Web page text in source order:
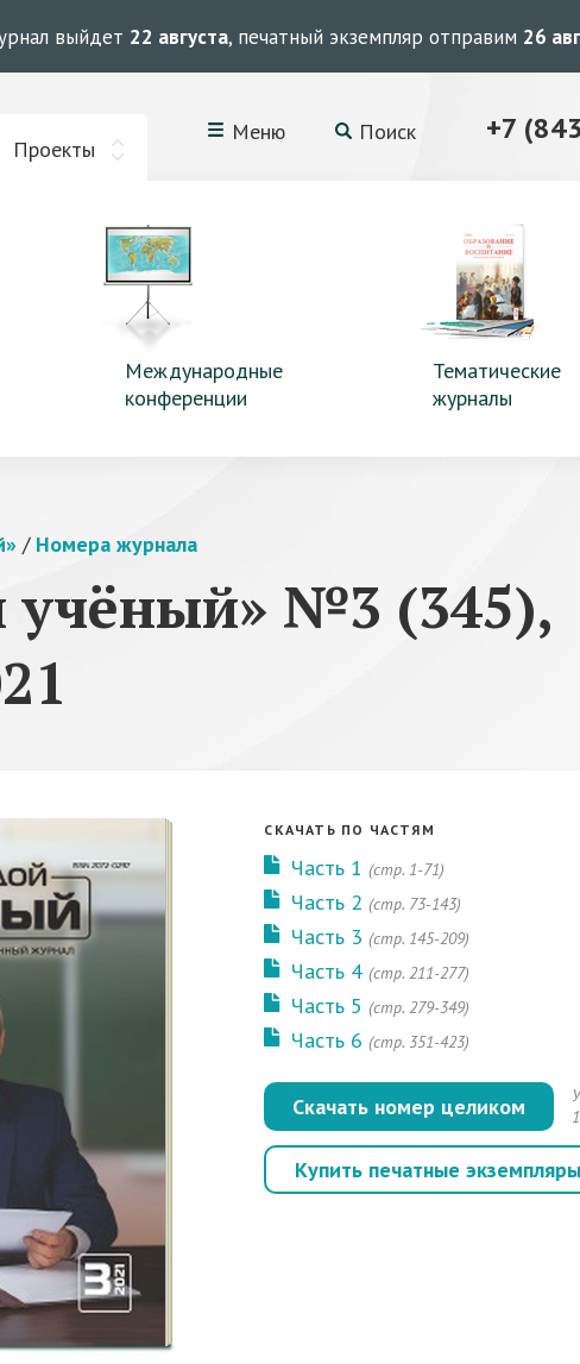
выйдет 22 августа, печатный экземпляр отправим 26
Проекты
Меню Поиск +7
Международные
конференции
Тематические
журналы
/ Номера журнала
учёный» №3 (345),
СКАЧАТЬ ПО ЧАСТЯМ
Часть 1 (стр. 1-71)
Часть 2 (стр. 73-143)
Часть 3 (стр. 145-209)
Часть 4 (стр. 211-277)
Часть 5 (стр. 279-349)
Часть 6 (стр. 351-423)
Скачать номер целиком
Купить печатные экземпляры